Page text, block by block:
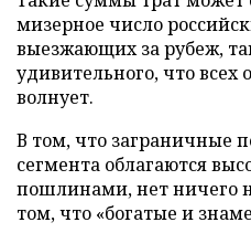
мизерное число
выезжающих за рубеж,
удивительного, что всех
волнует.
В том, что заграничные
сегмента облагаются
пошлинами, нет ничего
том, что «богатые и